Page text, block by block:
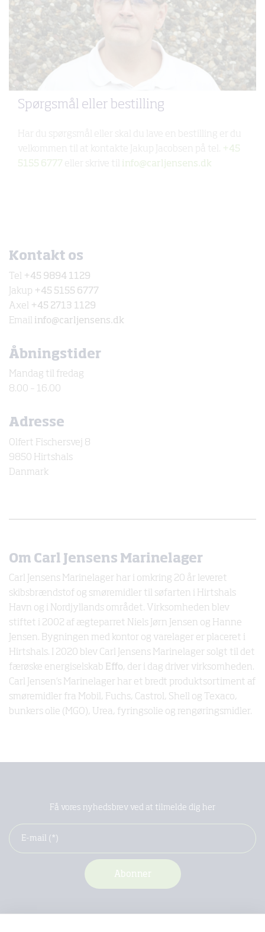
Spørgsmål eller bestilling
Har du spørgsmål eller skal du lave en bestilling er du
velkommen til at kontakte Jakup Jacobsen på tel.
+45
5155 6777 eller skrive til info@carljensens.dk
Kontakt os
Tel
+45 9894 1129
Jakup +45 5155 6777
Axel
+45 2713 1129
Email info@carljensens.dk
Åbningstider
Mandag til fredag
8.00 – 16.00
Adresse
Olfert Fischersvej 8
9850 Hirtshals
Danmark
Om Carl Jensens Marinelager
Carl Jensens Marinelager har i omkring 20 år leveret
skibsbrændstof og smøremidler til søfarten i Hirtshals
Havn og i Nordjyllands området. Virksomheden blev
stiftet i 2002 af ægteparret Niels Jørn Jensen og Hanne
Jensen. Bygningen med kontor og varelager er placeret i
Hirtshals. I 2020 blev Carl Jensens Marinelager solgt til det
færøske energiselskab Effo, der i dag driver virksomheden.
Carl Jensen’s Marinelager har et bredt produktsortiment af
smøremidler fra Mobil, Fuchs, Castrol, Shell og Texaco,
bunkers olie (MGO), Urea, fyringsolie og rengøringsmidler.
Få vores nyhedsbrev ved at tilmelde dig her